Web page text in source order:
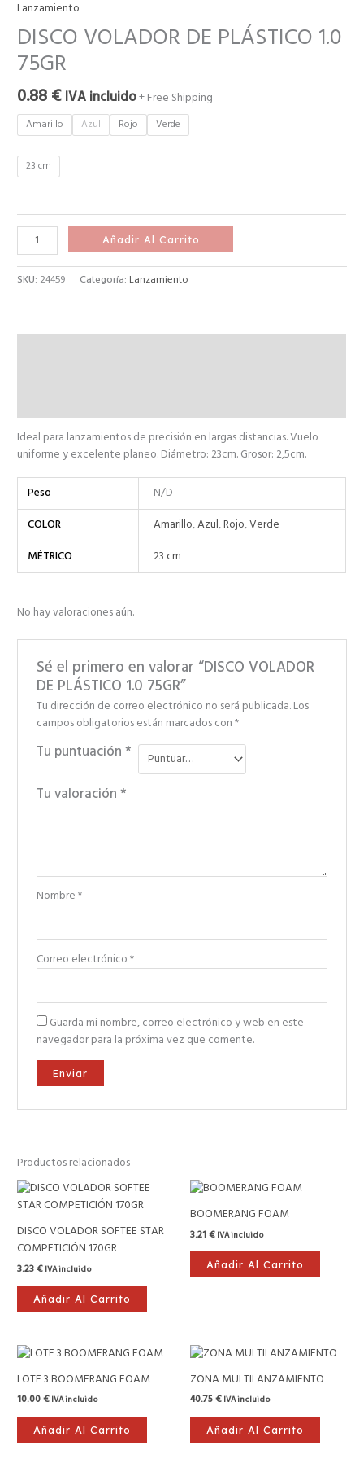
Lanzamiento
DISCO VOLADOR DE PLÁSTICO 1.0
75GR
0.88€ IVA incluido+ Free Shipping
Amarillo Azul Rojo Verde
23 cm
Añadir Al Carrito
SKU: 24459 Categoría: Lanzamiento
Ideal para lanzamientos de precisión en largas distancias. Vuelo
uniforme y excelente planeo. Diámetro: 23cm. Grosor: 2,5cm.
Peso
N/D
COLOR
Amarillo,Azul,Rojo,Verde
MÉTRICO
23 cm
No hay valoraciones aún.
Sé el primero en valorar “DISCO VOLADOR
DE PLÁSTICO 1.0 75GR”
Tu dirección de correo electrónico no será publicada.Los
campos obligatorios están marcados con*
Tu puntuación*
Tu valoración*
Nombre*
Correo electrónico*
Guarda mi nombre, correo electrónico y web en este
navegador para la próxima vez que comente.
Productos relacionados
DISCO VOLADOR SOFTEE STAR
COMPETICIÓN 170GR
3.23€ IVA incluido
Añadir Al Carrito
BOOMERANG FOAM
3.21€ IVA incluido
Añadir Al Carrito
LOTE 3 BOOMERANG FOAM
10.00€ IVA incluido
Añadir Al Carrito
ZONA MULTILANZAMIENTO
40.75€ IVA incluido
Añadir Al Carrito